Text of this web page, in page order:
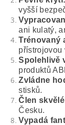
vyšší
ani kulatý,
Trénovaný
přístrojovou
Spolehlivě
produktů
Zvládne
stisků.
Člen
Česku.
Vypadá